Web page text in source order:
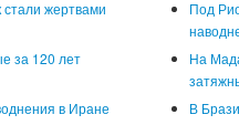
жертвами
Под
за 120 лет
На
в Иране
В